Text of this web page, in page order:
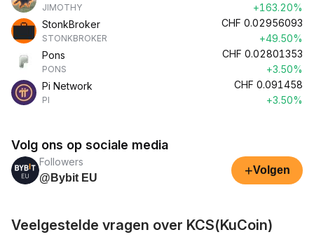
JIMOTHY
+163.20%
StonkBroker
STONKBROKER
CHF 0.02956093
+49.50%
Pons
PONS
CHF 0.02801353
+3.50%
Pi Network
PI
CHF 0.091458
+3.50%
Volg ons op sociale media
Followers
@Bybit EU
+Volgen
Veelgestelde vragen over KCS(KuCoin)